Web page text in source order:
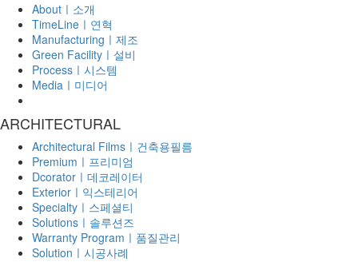
Aboutㅣ소개
TimeLineㅣ연혁
Manufacturingㅣ제조
Green Facilityㅣ설비
Processㅣ시스템
Mediaㅣ미디어
ARCHITECTURAL
Architectural Filmsㅣ건축용필름
Premiumㅣ프리미엄
Dcoratorㅣ데코레이터
Exteriorㅣ익스테리어
Specialtyㅣ스페셜티
Solutionsㅣ솔루션즈
Warranty Programㅣ품질관리
Solutionㅣ시공사례